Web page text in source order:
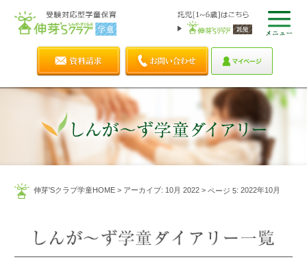
伸芽'Sクラブ学童HOME> アーカイブ: 10月 2022> ページ 5: 2022年10月